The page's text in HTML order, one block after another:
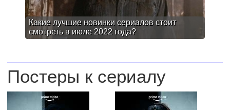
Какие лучшие новинки сериалов стоит
смотреть в июле 2022 года?
Постеры к сериалу